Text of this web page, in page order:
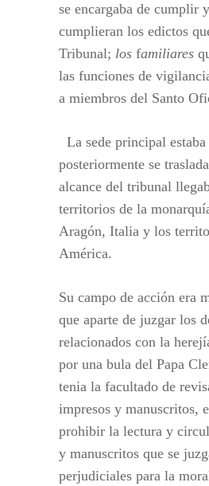
se encargaba de cumplir
cumplieran los edictos
Tribunal; los familiares
las funciones de
a miembros del Santo
La sede principal
posteriormente se
alcance del tribunal
territorios de la
Aragón, Italia y los
América.
Su campo de acción era
que aparte de juzgar los
relacionados con la
por una bula del Papa
tenia la facultado de
impresos y manuscritos,
prohibir la lectura y
y manuscritos que se
perjudiciales para la